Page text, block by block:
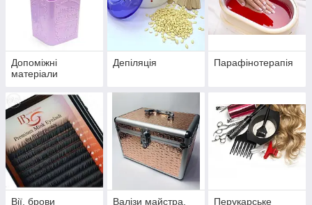
Допоміжні
матеріали
Депіляція Парафінотерапія
Вії, брови
Валізи майстра,
Перукарське